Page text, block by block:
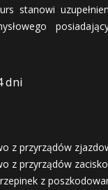
stanowi
dni
z przyrządów
z przyrządów
z